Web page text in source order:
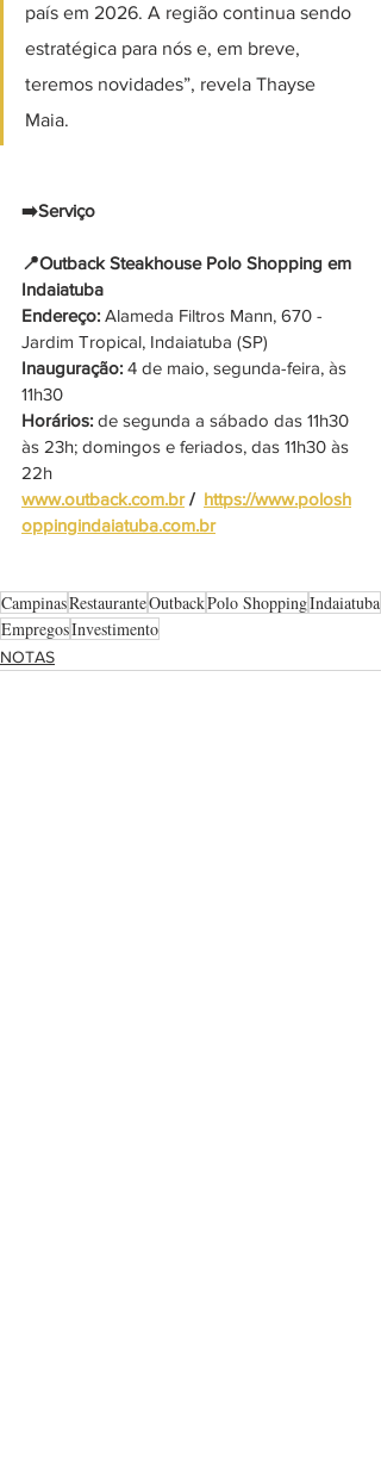
país em 2026. A região continua sendo
estratégica para nós e, em breve,
teremos novidades”, revela Thayse
Maia.
➡️Serviço
📍Outback Steakhouse Polo Shopping em
Indaiatuba
Endereço: Alameda Filtros Mann, 670 -
Jardim Tropical, Indaiatuba (SP)
Inauguração: 4 de maio, segunda-feira, às
11h30
Horários: de segunda a sábado das 11h30
às 23h; domingos e feriados, das 11h30 às
22h
www.outback.com.br / https://www.polosh
oppingindaiatuba.com.br
CampinasRestauranteOutbackPolo ShoppingIndaiatuba
EmpregosInvestimento
NOTAS